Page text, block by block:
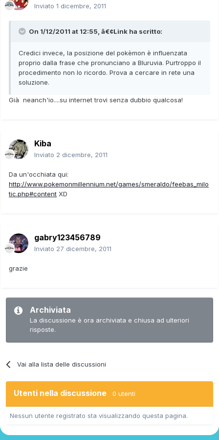
Inviato 1 dicembre, 2011
On 1/12/2011 at 12:55, â€¢Link ha scritto:
Credici invece, la posizione del pokèmon è influenzata
proprio dalla frase che pronunciano a Bluruvia. Purtroppo il
procedimento non lo ricordo. Prova a cercare in rete una
soluzione.
Già neanch'io....su internet trovi senza dubbio qualcosa!
Kiba
Inviato 2 dicembre, 2011
Da un'occhiata qui:
http://www.pokemonmillennium.net/games/smeraldo/feebas_milo
tic.php#content XD
gabry123456789
Inviato 27 dicembre, 2011
grazie
Archiviata
La discussione è ora archiviata e chiusa ad ulteriori
risposte.
Vai alla lista delle discussioni
Utenti nella discussione 0 utenti
Nessun utente registrato sta visualizzando questa pagina.